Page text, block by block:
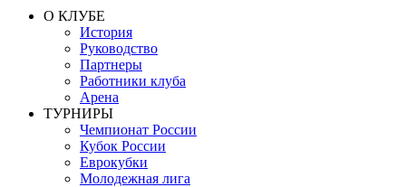
О КЛУБЕ
История
Руководство
Партнеры
Работники клуба
Арена
ТУРНИРЫ
Чемпионат России
Кубок России
Еврокубки
Молодежная лига